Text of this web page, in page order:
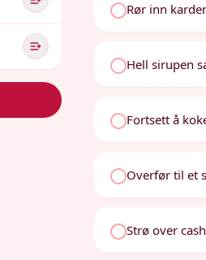
Rør inn
Hell sirupen
Fortsett å
Overfør til et
Strø over